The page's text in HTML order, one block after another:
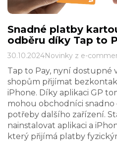
Snadné platby
odběru díky Tap to
30.10.2024Novinky z e-
Tap to Pay, nyní dostupné
shopům přijímat
iPhone. Díky aplikaci GP
mohou obchodníci
potřeby dalšího zařízení.
nainstalovat aplikaci a
který přijímá platby